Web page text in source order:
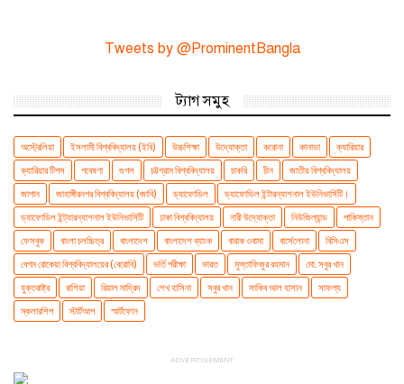
Tweets by @ProminentBangla
ট্যাগ সমুহ
অস্ট্রেলিয়া ইসলামী বিশ্ববিদ্যালয় (ইবি) উচ্চশিক্ষা উদ্যোক্তা করোনা কানাডা
ক্যারিয়ার
ক্যারিয়ার টিপস
গবেষণা গুগল চট্টগ্রাম বিশ্ববিদ্যালয় চাকরি চীন
জাতীয় বিশ্ববিদ্যালয়
জাপান
জাহাঙ্গীরনগর বিশ্ববিদ্যালয় (জাবি) ড্যাফোডিল
ড্যাফোডিল ইন্টারন্যাশনাল ইউনিভার্সিটি।
ড্যাফোডিল ইন্ট্যারন্যাশনাল ইউনিভার্সিটি
ঢাকা বিশ্ববিদ্যালয় নারী উদ্যোক্তা নিউজিল্যান্ড
পাকিস্তান
ফেসবুক
বাংলা চলচ্চিত্র বাংলাদেশ বাংলাদেশ ব্যাংক বারাক ওবামা বার্সেলোনা
বিসিএস
বেগম রোকেয়া বিশ্ববিদ্যালয়ের (বেরোবি)
ভর্তি পরীক্ষা ভারত মুস্তাফিজুর রহমান
মো. সবুর খান
যুক্তরাষ্ট্র
রাশিয়া রিয়াল মাদ্রিদ শেখ হাসিনা সবুর খান সাকিব আল হাসান
সাফল্য
স্কলারশিপ
স্টার্টআপ স্মার্টফোন
ADVERTISEMENT